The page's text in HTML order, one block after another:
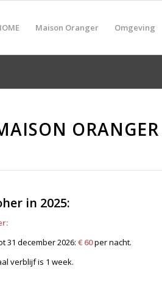
Maison Oranger Omgeving
in 2025:
31 december 2026: € 60per nacht.
verblijf is 1 week.